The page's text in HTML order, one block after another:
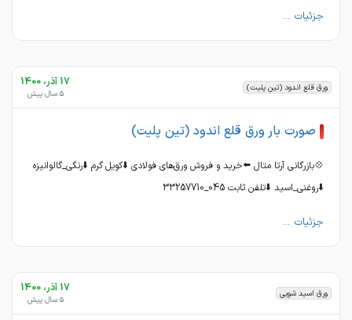
جزئیات ...
ورق قلع اندود (تین پلیت) 17 آذر، 1400
5 سال پیش
صورت بار ورق قلع اندود (تین پلیت)
💠بازرگانی آرتا متال ⬅️خرید و‌ فروش ورق‌های فولادی ⬇️کویل گرم ⬇️رنگی_گالوانیزه
⬇️روغنی_اسید ⬇️تلفن ثابت 045_33257710
جزئیات ...
ورق اسید شویی 17 آذر، 1400
5 سال پیش